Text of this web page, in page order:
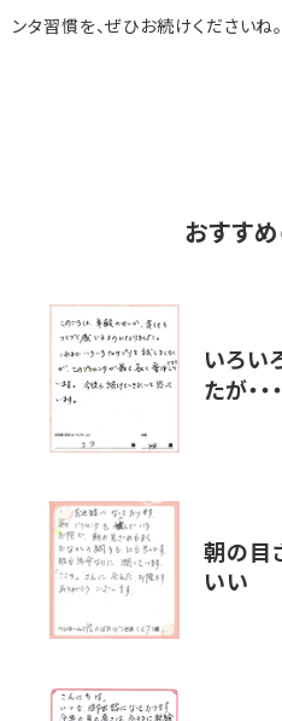
ンタ習慣を、ぜひお続けくださいね。
おすす
いろい
たが・・・
朝の目
いい